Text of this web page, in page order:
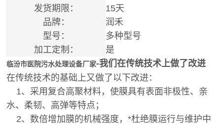
发货期限：
15天
品牌：
润禾
型号：
多种型号
加工定制：
是
临汾市医院污水处理设备厂家-我们在传统技术上做了改进
在传统技术的基础上又做了以下改进：
1、采用复合高聚材料，使膜具有表面非极性、亲
水、柔韧、高弹等特点；
2、数倍增加膜的机械强度，*杜绝膜运行与维护中